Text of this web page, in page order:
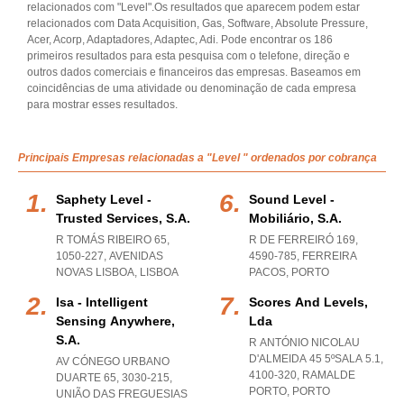
relacionados com "Level".Os resultados que aparecem podem estar
relacionados com Data Acquisition, Gas, Software, Absolute Pressure,
Acer, Acorp, Adaptadores, Adaptec, Adi. Pode encontrar os 186
primeiros resultados para esta pesquisa com o telefone, direção e
outros dados comerciais e financeiros das empresas. Baseamos em
coincidências de uma atividade ou denominação de cada empresa
para mostrar esses resultados.
Principais Empresas relacionadas a "Level " ordenados por cobrança
Saphety Level -
Trusted Services, S.a.
R TOMÁS RIBEIRO 65,
1050-227, AVENIDAS
NOVAS LISBOA, LISBOA
Isa - Intelligent
Sensing Anywhere,
S.a.
AV CÓNEGO URBANO
DUARTE 65, 3030-215,
UNIÃO DAS FREGUESIAS
Sound Level -
Mobiliário, S.a.
R DE FERREIRÓ 169,
4590-785, FERREIRA
PACOS, PORTO
Scores And Levels,
Lda
R ANTÓNIO NICOLAU
D'ALMEIDA 45 5ºSALA 5.1,
4100-320, RAMALDE
PORTO, PORTO